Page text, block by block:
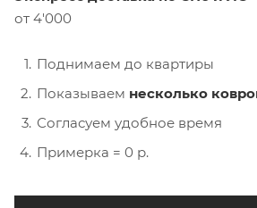
от 4'000
Поднимаем до квартиры
Показываем несколько
Согласуем удобное время
Примерка = 0 р.